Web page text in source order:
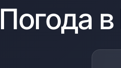
Погода в